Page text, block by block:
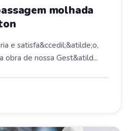
molhada
e satisfa&ccedil;&atilde;o,
obra de nossa Gest&atild...